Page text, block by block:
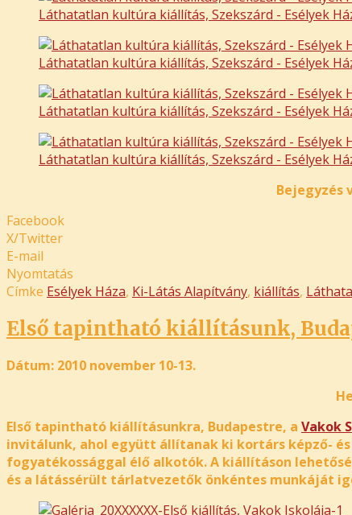
Láthatatlan kultúra kiállítás, Szekszárd - Esélyek
Láthatatlan kultúra kiállítás, Szekszárd - Esélyek
Láthatatlan kultúra kiállítás, Szekszárd - Esélyek
Láthatatlan kultúra kiállítás, Szekszárd - Esélyek
Bejegyzés
Facebook
X/Twitter
E-mail
Nyomtatás
Címke Esélyek Háza, Ki-Látás Alapítvány, kiállítás,
Első tapintható kiállításunk,
Dátum: 2010 november 10-13.
Első tapintható kiállításunkra, Budapestre, a Vakok
invitálunk, ahol együtt állítanak ki kortárs képző-
fogyatékossággal élő alkotók. A kiállításon
és a látássérült tárlatvezetők önkéntes munkáját